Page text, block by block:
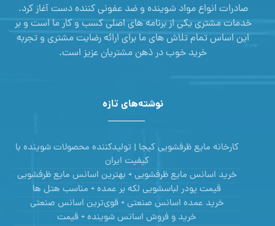
صادرات انواع مواد شوینده و ضد عفونی کننده دست آغاز کرد.
خدمات مشتری یکی از برنامه های اصلی کسب و کار ما است و بر
این اساس تمام تلاش های ما برای ارائه رضایت مشتری و تجربه
خرید خوب در ذهن مشتریان عزیز است.
نوشته‌های تازه
کارخانه مایع ظرفشویی کیجا | تولیدکننده محصولات شوینده با
کیفیت ایران
خرید اسانس مایع ظرفشویی + بهترین اسانس مایع ظرفشویی
قیمت پودر لباسشویی لکه بر عمده + مناسب هتل ها
خرید عمده اسانس صنعتی + قوی‌ترین اسانس‌ صنعتی
خرید و فروش اسانس شوینده + قیمت